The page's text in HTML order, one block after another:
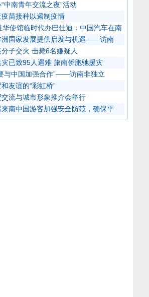
中南青年交流之夜”活动
苗接种以遏制疫情
华使馆临时代办巴仕迪：中国汽车在南
洲国家发展提供启发与机遇——访南
子交火 击毙6名嫌疑人
已致95人遇难 旅南侨胞驰援灾
与中国加强合作”——访南非独立
友谊的“彩虹桥”
流与城市形象推介会举行
南中国游客加强安全防范，确保平